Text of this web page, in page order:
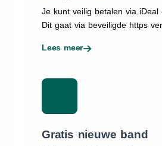
Je kunt veilig betalen via iDeal
Dit gaat via beveiligde https
Lees meer
Gratis nieuwe band